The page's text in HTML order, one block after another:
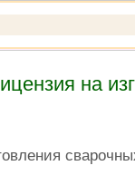
на